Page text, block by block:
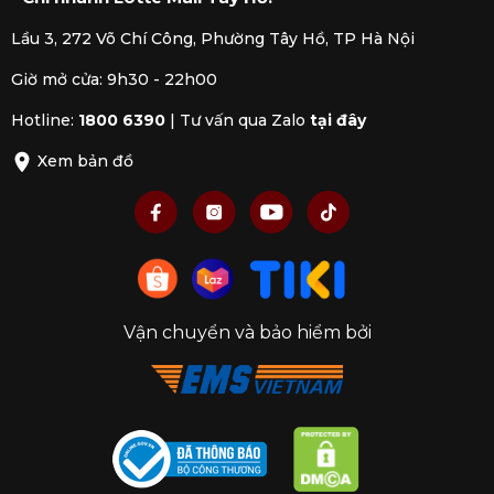
Tính đa năng của chảo thép carbon
Lầu 3, 272 Võ Chí Công, Phường Tây Hồ, TP Hà Nội
Giờ mở cửa: 9h30 - 22h00
Hotline: 1800 6390 | Tư vấn qua Zalo tại đây
Xem bản đồ
Vận chuyển và bảo hiểm bởi